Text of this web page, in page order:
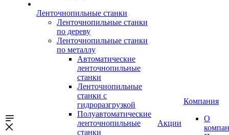
Ленточнопильные станки
Ленточнопильные станки
по дереву
Ленточнопильные станки
по металлу
Автоматические
ленточнопильные
станки
Ленточнопильные
станки с
гидроразгрузкой
Полуавтоматические
ленточнопильные
станки
Акции
Компания
О